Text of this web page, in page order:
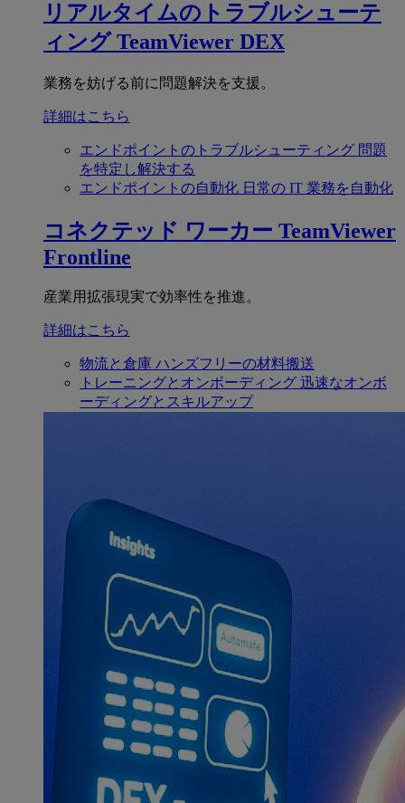
リアルタイムのトラブルシューテ
ィング TeamViewer DEX
業務を妨げる前に問題解決を支援。
詳細はこちら
エンドポイントのトラブルシューティング 問題
を特定し解決する
エンドポイントの自動化 日常の IT 業務を自動化
コネクテッド ワーカー TeamViewer
Frontline
産業用拡張現実で効率性を推進。
詳細はこちら
物流と倉庫 ハンズフリーの材料搬送
トレーニングとオンボーディング 迅速なオンボ
ーディングとスキルアップ